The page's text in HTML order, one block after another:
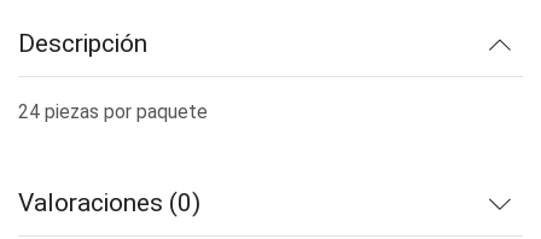
Descripción
24 piezas por paquete
Valoraciones (0)